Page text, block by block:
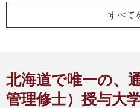
すべて
北海道で唯一の、
管理修士）授与大学